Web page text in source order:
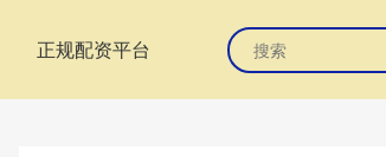
正规配资平台